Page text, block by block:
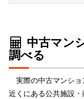
中古マン
調べる
実際の中古マンショ
近くにある公共施設・